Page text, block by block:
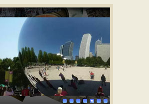
jquery photo gallery